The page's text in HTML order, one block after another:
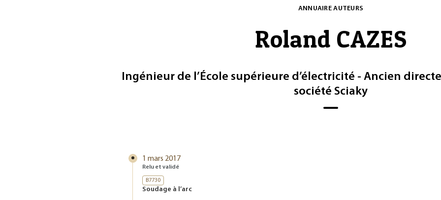
ANNUAIRE AUTEURS
Roland CAZES
Ingénieur de l’École supérieure d’électricité - Ancien
société Sciaky
1 mars 2017
Relu et validé
B7730
Soudage à l’arc